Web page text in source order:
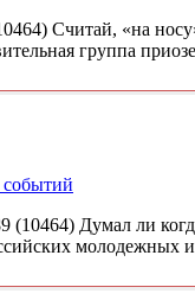
Считай, «на
группа
(10464) Думал ли